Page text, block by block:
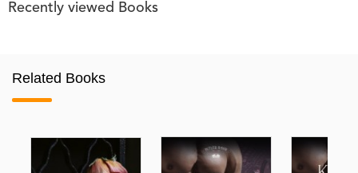
Recently viewed Books
Related Books